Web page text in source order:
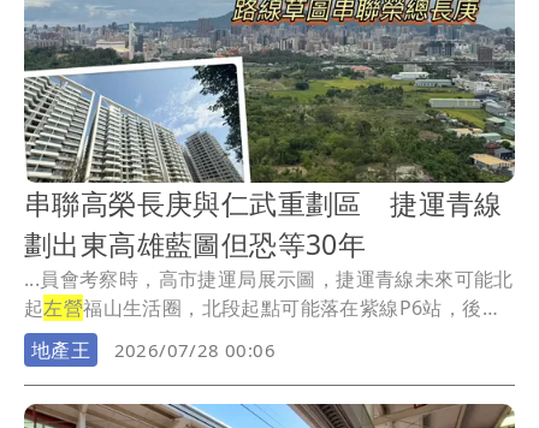
串聯高榮長庚與仁武重劃區 捷運青線
劃出東高雄藍圖但恐等30年
...員會考察時，高市捷運局展示圖，捷運青線未來可能北
起左營福山生活圈，北段起點可能落在紫線P6站，後續
連...
地產王 2026/07/28 00:06